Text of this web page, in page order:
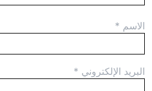
الاسم *
البريد الإلكتروني *